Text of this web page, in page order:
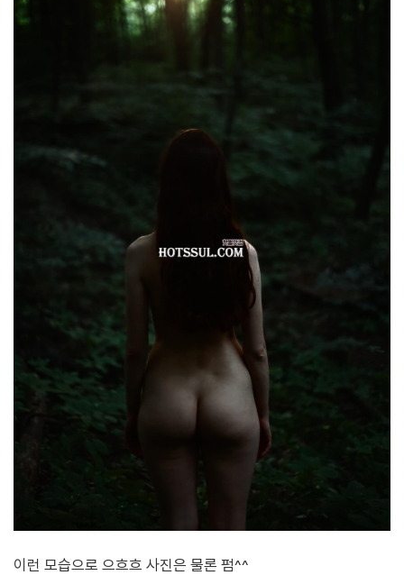
이런 모습으로 으흐흐 사진은 물론 펌^^